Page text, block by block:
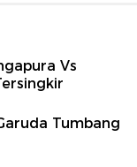
Vs
Tumbang